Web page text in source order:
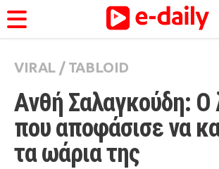
ΚΑΤΗΓΟΡΊΕΣ
Ειδήσεις
Θέματα
Videos
VIRAL / TABLOID
Ανθή Σαλαγκούδη: Ο
που αποφάσισε να
τα ωάρια της